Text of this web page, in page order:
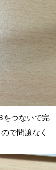
をつないで完
で問題なく